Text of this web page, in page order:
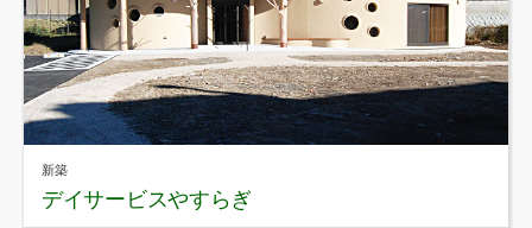
新築
デイサービスやすらぎ